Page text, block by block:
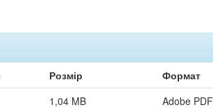
Розмір
Формат
1,04 MB Adobe PDF